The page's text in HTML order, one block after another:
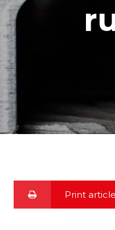
Print article